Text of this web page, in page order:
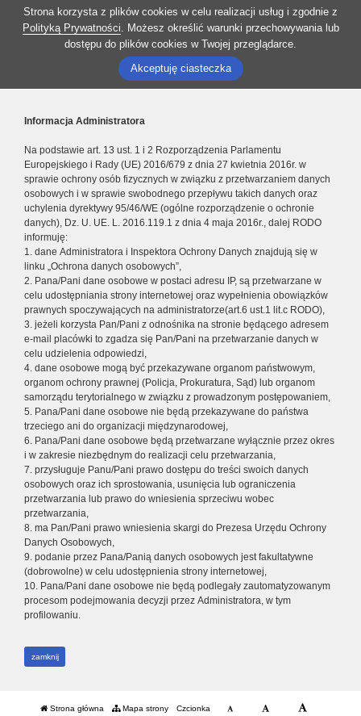
Strona korzysta z plików cookies w celu realizacji usług i zgodnie z
Polityką Prywatności. Możesz określić warunki przechowywania lub
dostępu do plików cookies w Twojej przeglądarce.
Akceptuję ciasteczka
Informacja Administratora
Na podstawie art. 13 ust. 1 i 2 Rozporządzenia Parlamentu
Europejskiego i Rady (UE) 2016/679 z dnia 27 kwietnia 2016r. w
sprawie ochrony osób fizycznych w związku z przetwarzaniem danych
osobowych i w sprawie swobodnego przepływu takich danych oraz
uchylenia dyrektywy 95/46/WE (ogólne rozporządzenie o ochronie
danych), Dz. U. UE. L. 2016.119.1 z dnia 4 maja 2016r., dalej RODO
informuję:
1. dane Administratora i Inspektora Ochrony Danych znajdują się w
linku „Ochrona danych osobowych”,
2. Pana/Pani dane osobowe w postaci adresu IP, są przetwarzane w
celu udostępniania strony internetowej oraz wypełnienia obowiązków
prawnych spoczywających na administratorze(art.6 ust.1 lit.c RODO),
3. jeżeli korzysta Pan/Pani z odnośnika na stronie będącego adresem
e-mail placówki to zgadza się Pan/Pani na przetwarzanie danych w
celu udzielenia odpowiedzi,
4. dane osobowe mogą być przekazywane organom państwowym,
organom ochrony prawnej (Policja, Prokuratura, Sąd) lub organom
samorządu terytorialnego w związku z prowadzonym postępowaniem,
5. Pana/Pani dane osobowe nie będą przekazywane do państwa
trzeciego ani do organizacji międzynarodowej,
6. Pana/Pani dane osobowe będą przetwarzane wyłącznie przez okres
i w zakresie niezbędnym do realizacji celu przetwarzania,
7. przysługuje Panu/Pani prawo dostępu do treści swoich danych
osobowych oraz ich sprostowania, usunięcia lub ograniczenia
przetwarzania lub prawo do wniesienia sprzeciwu wobec
przetwarzania,
8. ma Pan/Pani prawo wniesienia skargi do Prezesa Urzędu Ochrony
Danych Osobowych,
9. podanie przez Pana/Panią danych osobowych jest fakultatywne
(dobrowolne) w celu udostępnienia strony internetowej,
10. Pana/Pani dane osobowe nie będą podlegały zautomatyzowanym
procesom podejmowania decyzji przez Administratora, w tym
profilowaniu.
zamknij
Strona główna Mapa strony Czcionka